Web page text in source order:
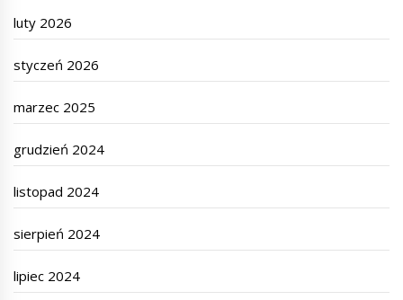
luty 2026
styczeń 2026
marzec 2025
grudzień 2024
listopad 2024
sierpień 2024
lipiec 2024